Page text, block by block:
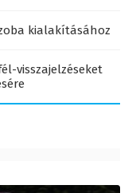
kialakításához
visszajelzéseket